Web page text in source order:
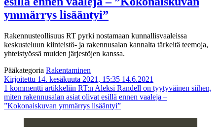
ymmärrys lisääntyi”
Rakennusteollisuus RT pyrki nostamaan kunnallisvaaleissa
keskusteluun kiinteistö- ja rakennusalan kannalta tärkeitä teemoja,
yhteistyössä muiden järjestöjen kanssa.
Pääkategoria Rakentaminen
Kirjoitettu 14. kesäkuuta 2021, 15:35 14.6.2021
1 kommentti artikkeliin RT:n Aleksi Randell on tyytyväinen siihen,
miten rakennusalan asiat olivat esillä ennen vaaleja –
”Kokonaiskuvan ymmärrys lisääntyi”